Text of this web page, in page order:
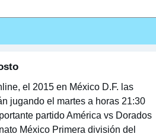
el 2015 en México D.F. las
jugando el martes a horas 21:30
partido América vs Dorados
México Primera división del